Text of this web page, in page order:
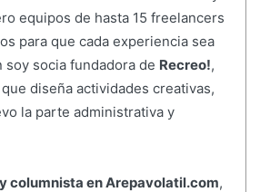
equipos de hasta 15 freelancers
para que cada experiencia sea
soy socia fundadora de Recreo!,
diseña actividades creativas,
la parte administrativa y
columnista en Arepavolatil.com,